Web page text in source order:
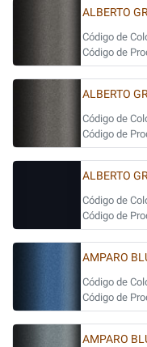
ALBERTO
Código de
Código de
ALBERTO
Código de
Código de
ALBERTO
Código de
Código de
AMPARO
Código de
Código de
AMPARO